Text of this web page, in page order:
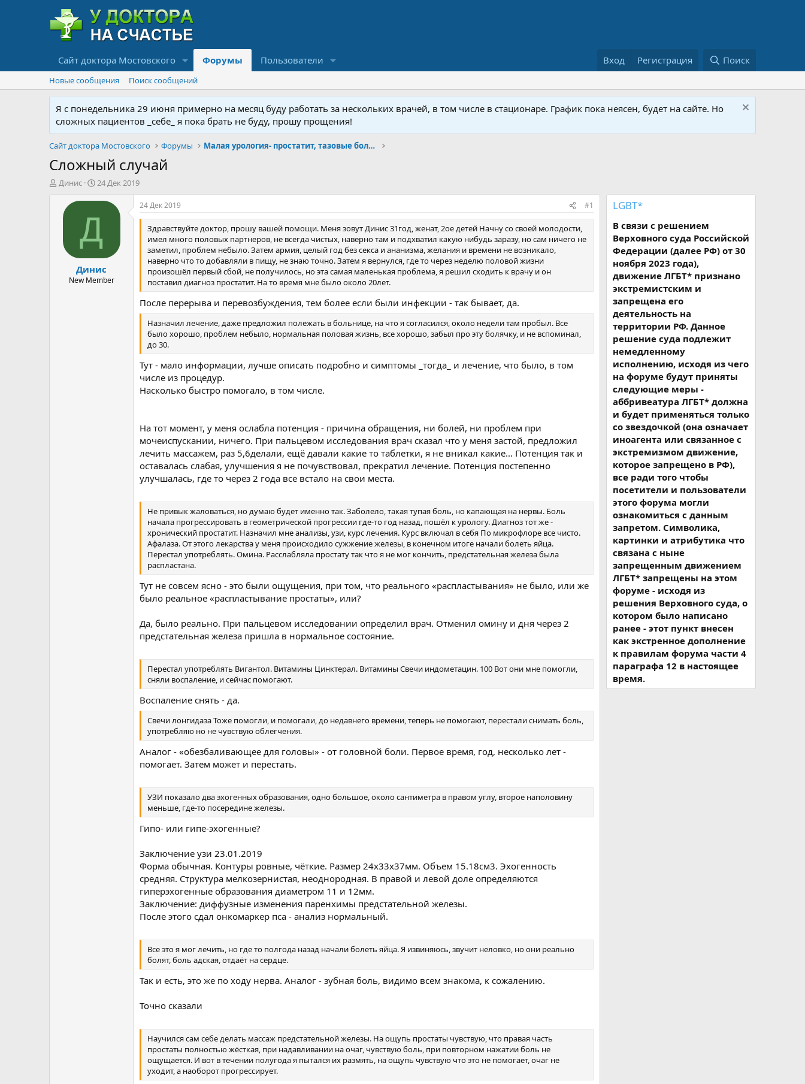
Сайт доктора Мостовского Форумы Пользователи Вход Регистрация Поиск
Новые сообщения Поиск сообщений
Я с понедельника 29 июня примерно на месяц буду работать за нескольких врачей, в том числе в стационаре. График пока неясен, будет на сайте. Но
сложных пациентов _себе_ я пока брать не буду, прошу прощения!
Сайт доктора Мостовского Форумы Малая урология- простатит, тазовые боли, фиброз
Сложный случай
А
Динис
Д
т
а
ч
а
л
а
24 Дек 2019
Д
Динис
New Member
24 Дек 2019 #1
Здравствуйте доктор, прошу вашей помощи. Меня зовут Динис 31год, женат, 2ое детей Начну со своей молодости,
имел много половых партнеров, не всегда чистых, наверно там и подхватил какую нибудь заразу, но сам ничего не
заметил, проблем небыло. Затем армия, целый год без секса и ананизма, желания и времени не возникало,
наверно что то добавляли в пищу, не знаю точно. Затем я вернулся, где то через неделю половой жизни
произошёл первый сбой, не получилось, но эта самая маленькая проблема, я решил сходить к врачу и он
поставил диагноз простатит. На то время мне было около 20лет.
После перерыва и перевозбуждения, тем более если были инфекции - так бывает, да.
Назначил лечение, даже предложил полежать в больнице, на что я согласился, около недели там пробыл. Все
было хорошо, проблем небыло, нормальная половая жизнь, все хорошо, забыл про эту болячку, и не вспоминал,
до 30.
Тут - мало информации, лучше описать подробно и симптомы _тогда_ и лечение, что было, в том
числе из процедур.
Насколько быстро помогало, в том числе.
На тот момент, у меня ослабла потенция - причина обращения, ни болей, ни проблем при
мочеиспускании, ничего. При пальцевом исследования врач сказал что у меня застой, предложил
лечить массажем, раз 5,6делали, ещё давали какие то таблетки, я не вникал какие... Потенция так и
оставалась слабая, улучшения я не почувствовал, прекратил лечение. Потенция постепенно
улучшалась, где то через 2 года все встало на свои места.
Не привык жаловаться, но думаю будет именно так. Заболело, такая тупая боль, но капающая на нервы. Боль
начала прогрессировать в геометрической прогрессии где-то год назад, пошёл к урологу. Диагноз тот же -
хронический простатит. Назначил мне анализы, узи, курс лечения. Курс включал в себя По микрофлоре все чисто.
Афалаза. От этого лекарства у меня происходило сужжение железы, в конечном итоге начали болеть яйца.
Перестал употреблять. Омина. Расслабляла простату так что я не мог кончить, предстательная железа была
распластана.
Тут не совсем ясно - это были ощущения, при том, что реального «распластывания» не было, или же
было реальное «распластывание простаты», или?
Да, было реально. При пальцевом исследовании определил врач. Отменил омину и дня через 2
предстательная железа пришла в нормальное состояние.
Перестал употреблять Вигантол. Витамины Цинктерал. Витамины Свечи индометацин. 100 Вот они мне помогли,
сняли воспаление, и сейчас помогают.
Воспаление снять - да.
Свечи лонгидаза Тоже помогли, и помогали, до недавнего времени, теперь не помогают, перестали снимать боль,
употребляю но не чувствую облегчения.
Аналог - «обезбаливающее для головы» - от головной боли. Первое время, год, несколько лет -
помогает. Затем может и перестать.
УЗИ показало два эхогенных образования, одно большое, около сантиметра в правом углу, второе наполовину
меньше, где-то посередине железы.
Гипо- или гипе-эхогенные?
Заключение узи 23.01.2019
Форма обычная. Контуры ровные, чёткие. Размер 24х33х37мм. Объем 15.18см3. Эхогенность
средняя. Структура мелкозернистая, неоднородная. В правой и левой доле определяются
гиперэхогенные образования диаметром 11 и 12мм.
Заключение: диффузные изменения паренхимы предстательной железы.
После этого сдал онкомаркер пса - анализ нормальный.
Все это я мог лечить, но где то полгода назад начали болеть яйца. Я извиняюсь, звучит неловко, но они реально
болят, боль адская, отдаёт на сердце.
Так и есть, это же по ходу нерва. Аналог - зубная боль, видимо всем знакома, к сожалению.
Точно сказали
Научился сам себе делать массаж предстательной железы. На ощупь простаты чувствую, что правая часть
простаты полностью жёсткая, при надавливании на очаг, чувствую боль, при повторном нажатии боль не
ощущается. И вот в течении полугода я пытался их размять, на ощупь чувствую что это не помогает, очаг не
уходит, а наоборот прогрессирует.
LGBT*
В связи с решением
Верховного суда Российской
Федерации (далее РФ) от 30
ноября 2023 года),
движение ЛГБТ* признано
экстремистским и
запрещена его
деятельность на
территории РФ. Данное
решение суда подлежит
немедленному
исполнению, исходя из чего
на форуме будут приняты
следующие меры -
аббривеатура ЛГБТ* должна
и будет применяться только
со звездочкой (она означает
иноагента или связанное с
экстремизмом движение,
которое запрещено в РФ),
все ради того чтобы
посетители и пользователи
этого форума могли
ознакомиться с данным
запретом. Символика,
картинки и атрибутика что
связана с ныне
запрещенным движением
ЛГБТ* запрещены на этом
форуме - исходя из
решения Верховного суда, о
котором было написано
ранее - этот пункт внесен
как экстренное дополнение
к правилам форума части 4
параграфа 12 в настоящее
время.